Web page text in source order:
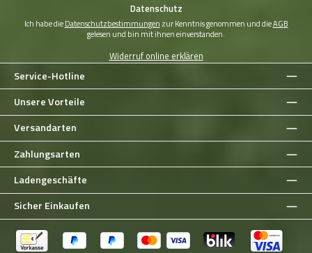
Datenschutz
Ich habe dieDatenschutzbestimmungen zur Kenntnis genommen und dieAGB
gelesen und bin mit ihnen einverstanden.
Widerruf online erklären
Service-Hotline
Unsere Vorteile
Versandarten
Zahlungsarten
Ladengeschäfte
Sicher Einkaufen